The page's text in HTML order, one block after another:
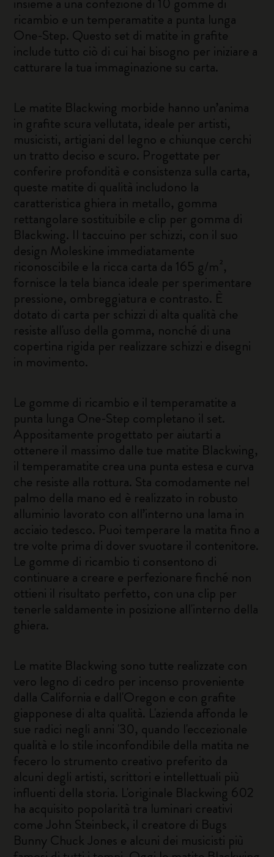
ricambio e un temperamatite a punta lunga
One-Step. Questo set di matite in grafite
include tutto ciò di cui hai bisogno per iniziare a
catturare la tua immaginazione su carta.
Le matite Blackwing morbide hanno un’anima
in grafite scura vellutata, ideale per artisti,
musicisti, artigiani del legno e chiunque cerchi
un tratto deciso e scuro. Progettate per
conferire profondità e consistenza sulla carta,
queste matite di qualità includono la
caratteristica ghiera in metallo, gomma
rettangolare sostituibile e clip per gomma di
Blackwing. Il taccuino per schizzi, con il suo
design Moleskine immediatamente
riconoscibile e la ricca carta da 165 g/m²,
fornisce la tela bianca ideale per sperimentare
pressione, ombreggiatura e contrasto. È
dotato di carta per schizzi di alta qualità che
resiste all'uso della gomma, nonché di una
copertina rigida per realizzare schizzi e disegni
in movimento.
Le gomme di ricambio e il temperamatite a
punta lunga One-Step completano il set.
Appositamente progettato per aiutarti a
ottenere il massimo dalle tue matite Blackwing,
il temperamatite crea una punta estesa e curva
che resiste alla rottura. Sta comodamente nel
palmo della mano ed è realizzato in robusto
alluminio lavorato con all’interno una lama in
acciaio tedesco. Puoi temperare la matita fino a
tre volte prima di dover svuotare il contenitore.
Le gomme di ricambio ti consentono di
continuare a creare e perfezionare finché non
ottieni il risultato perfetto, con una clip per
tenerle saldamente in posizione all'interno della
ghiera.
Le matite Blackwing sono tutte realizzate con
vero legno di cedro per incenso proveniente
dalla California e dall'Oregon e con grafite
giapponese di alta qualità. L'azienda affonda le
sue radici negli anni '30, quando l'eccezionale
qualità e lo stile inconfondibile della matita ne
fecero lo strumento creativo preferito da
alcuni degli artisti, scrittori e intellettuali più
influenti della storia. L'originale Blackwing 602
ha acquisito popolarità tra luminari creativi
come John Steinbeck, il creatore di Bugs
Bunny Chuck Jones e alcuni dei musicisti più